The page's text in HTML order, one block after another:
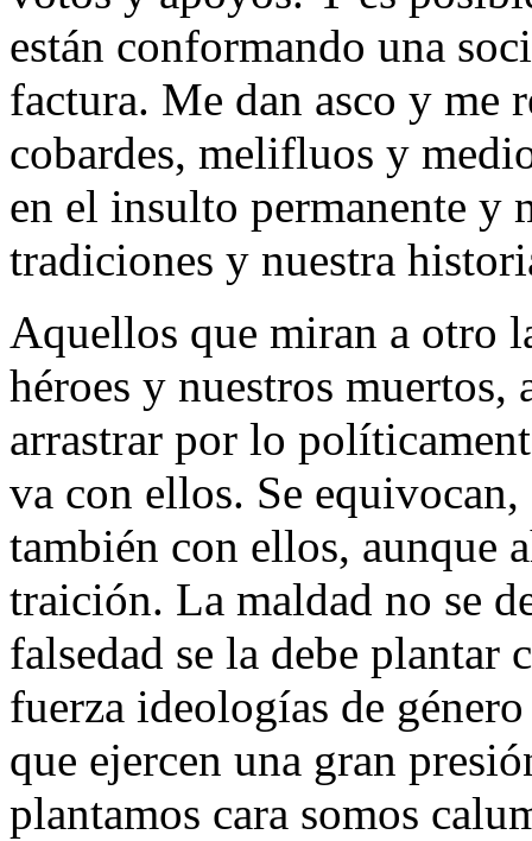
están conformando una
factura. Me dan asco y me
cobardes, melifluos y
en el insulto permanente y
tradiciones y nuestra
Aquellos que miran a otro
héroes y nuestros muertos,
arrastrar por lo
va con ellos. Se
también con ellos, aunque
traición. La maldad no se
falsedad se la debe plantar
fuerza ideologías de
que ejercen una gran
plantamos cara somos